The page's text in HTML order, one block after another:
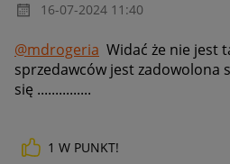
‎16-07-2024 11:40
@mdrogeria Widać że nie jest
sprzedawców jest zadowolona
się ...............
1 W PUNKT!